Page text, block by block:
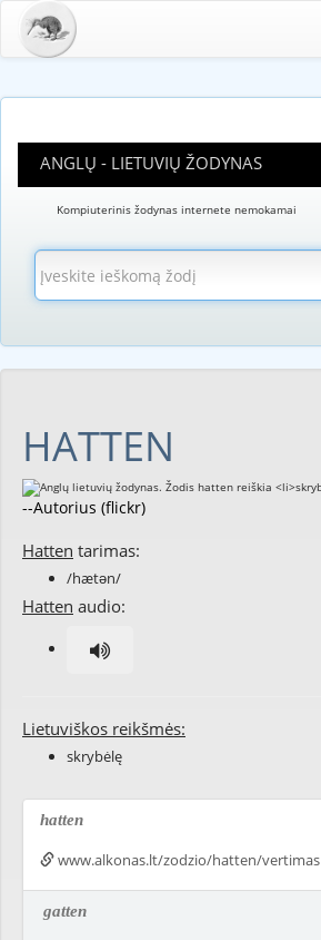
ANGLŲ - LIETUVIŲ ŽODYNAS
Kompiuterinis žodynas internete nemokamai
HATTEN
--Autorius (flickr)
Hatten tarimas:
/hætən/
Hatten audio:
Lietuviškos reikšmės:
skrybėlę
hatten
www.alkonas.lt/zodzio/hatten/vertimas
gatten